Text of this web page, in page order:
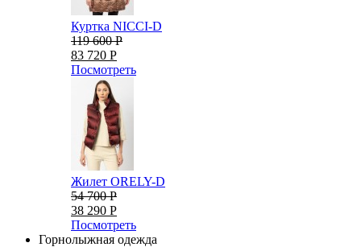
Куртка NICCI-D
119 600 Р
83 720 Р
Посмотреть
Жилет ORELY-D
54 700 Р
38 290 Р
Посмотреть
Горнолыжная одежда